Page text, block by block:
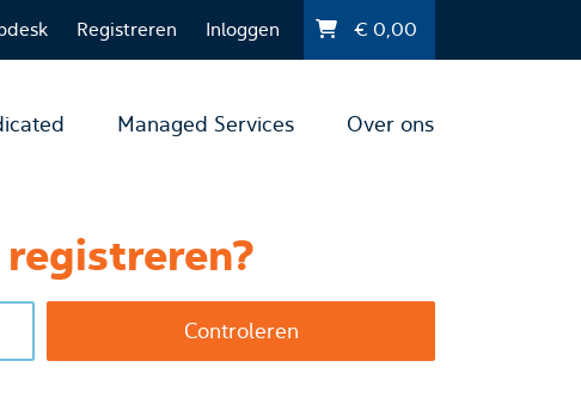
Registreren Inloggen €0,00
Managed Services Over ons
registreren?